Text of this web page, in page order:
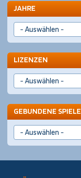
JAHRE
LIZENZEN
GEBUNDENE SPIELE